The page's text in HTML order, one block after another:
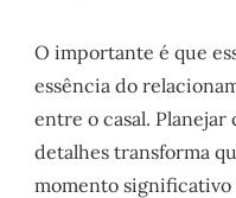
O importante é que
essência do
entre o casal.
detalhes transforma
momento significativo